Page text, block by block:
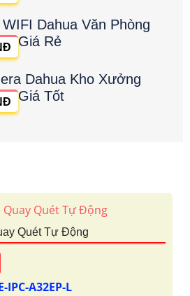
Dahua Văn Phòng
Giá Rẻ
Dahua Kho Xưởng
Giá Tốt
Quét Tự Động
IPC-A32EP-L